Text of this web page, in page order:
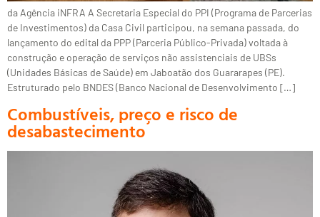
da Agência iNFRA A Secretaria Especial do PPI (Programa de Parcerias
de Investimentos) da Casa Civil participou, na semana passada, do
lançamento do edital da PPP (Parceria Público-Privada) voltada à
construção e operação de serviços não assistenciais de UBSs
(Unidades Básicas de Saúde) em Jaboatão dos Guararapes (PE).
Estruturado pelo BNDES (Banco Nacional de Desenvolvimento […]
Combustíveis, preço e risco de
desabastecimento